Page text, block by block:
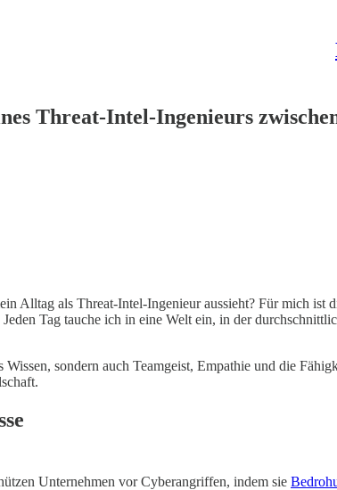
Threat-Intel-Ingenieurs
Alltag als Threat-Intel-Ingenieur aussieht? Für mich ist
Tag tauche ich in eine Welt ein, in der
Wissen, sondern auch Teamgeist, Empathie und die
Unternehmen vor Cyberangriffen, indem sie